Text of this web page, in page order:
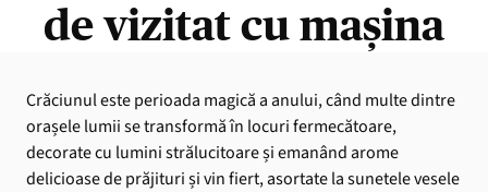
de vizitat cu mașina
Crăciunul este perioada magică a anului, când multe dintre
orașele lumii se transformă în locuri fermecătoare,
decorate cu lumini strălucitoare și emanând arome
delicioase de prăjituri și vin fiert, asortate la sunetele vesele